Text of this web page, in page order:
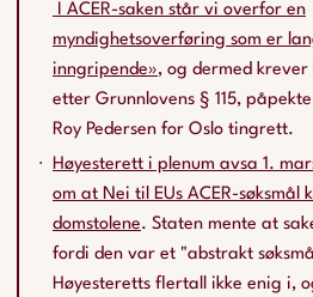
I ACER-saken står vi overfor en
myndighetsoverføring som er
inngripende», og dermed
etter Grunnlovens § 115,
Roy Pedersen for Oslo tingrett.
Høyesterett i plenum avsa 1.
om at Nei til EUs ACER-søksmål
domstolene. Staten mente at
fordi den var et "abstrakt
Høyesteretts flertall ikke enig i,